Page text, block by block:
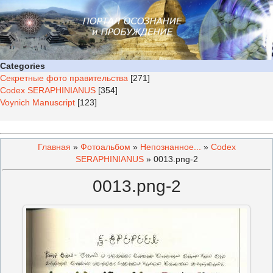
Categories
Секретные фото правительства [271]
Codex SERAPHINIANUS [354]
Voynich Manuscript [123]
Главная » Фотоальбом » Непознанное... » Codex
SERAPHINIANUS» 0013.png-2
0013.png-2